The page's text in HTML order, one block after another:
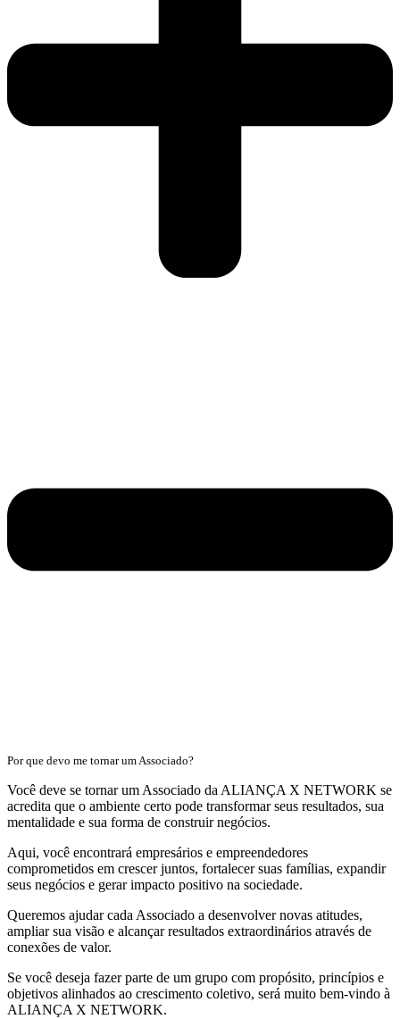
Por que devo me tornar um Associado?
Você deve se tornar um Associado da ALIANÇA X NETWORK se
acredita que o ambiente certo pode transformar seus resultados, sua
mentalidade e sua forma de construir negócios.
Aqui, você encontrará empresários e empreendedores
comprometidos em crescer juntos, fortalecer suas famílias, expandir
seus negócios e gerar impacto positivo na sociedade.
Queremos ajudar cada Associado a desenvolver novas atitudes,
ampliar sua visão e alcançar resultados extraordinários através de
conexões de valor.
Se você deseja fazer parte de um grupo com propósito, princípios e
objetivos alinhados ao crescimento coletivo, será muito bem-vindo à
ALIANÇA X NETWORK.